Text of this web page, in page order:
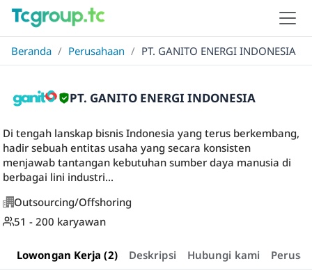
Beranda / Perusahaan / PT. GANITO ENERGI INDONESIA
PT. GANITO ENERGI INDONESIA
Di tengah lanskap bisnis Indonesia yang terus berkembang,
hadir sebuah entitas usaha yang secara konsisten
menjawab tantangan kebutuhan sumber daya manusia di
berbagai lini industri...
Outsourcing/Offshoring
51 - 200 karyawan
Lowongan Kerja (2) Deskripsi Hubungi kami